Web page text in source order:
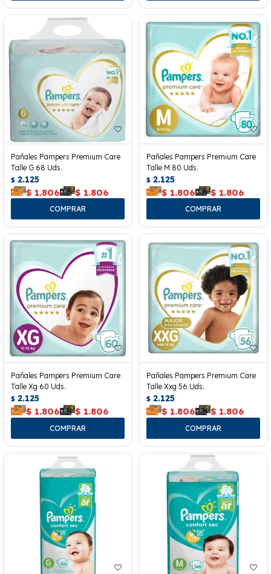
Pañales Pampers Premium Care
Talle G 68 Uds.
$ 2.125
$ 1.806 $ 1.806
Pañales Pampers Premium Care
Talle M 80 Uds.
$ 2.125
$ 1.806 $ 1.806
Pañales Pampers Premium Care
Talle Xg 60 Uds.
$ 2.125
$ 1.806 $ 1.806
Pañales Pampers Premium Care
Talle Xxg 56 Uds.
$ 2.125
$ 1.806 $ 1.806